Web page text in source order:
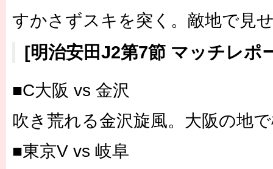
すかさずスキを突く。敵地で
[明治安田J2第7節 マッチレポ
■C大阪 vs 金沢
吹き荒れる金沢旋風。大阪の地
■東京V vs 岐阜